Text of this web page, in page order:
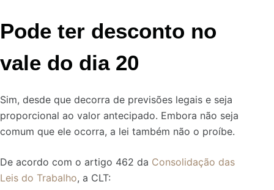
Pode ter desconto no
vale do dia 20
Sim, desde que decorra de previsões legais e seja
proporcional ao valor antecipado. Embora não seja
comum que ele ocorra, a lei também não o proíbe.
De acordo com o artigo 462 da Consolidação das
Leis do Trabalho, a CLT: